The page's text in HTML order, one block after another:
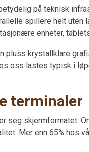
på teknisk
spillere helt uten
enheter,
krystallklare
oss lastes typisk i
terminaler
seg skjermformatet.
Mer enn 65% hos